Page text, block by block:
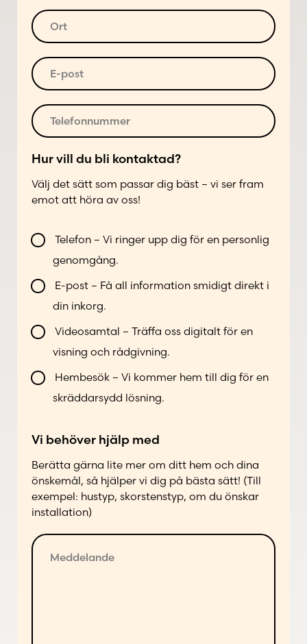
r
e
s
*
t
n
m
m
r
*
O
r
*
E
-
o
s
*
T
e
e
o
n
u
e
Hur vill du bli kontaktad?
Välj det sätt som passar dig bäst – vi ser fram
emot att höra av oss!
T
e
n
m
d
i
n
*
V
i
l
b
i
n
t
d
p
å
f
ö
l
Telefon – Vi ringer upp dig för en personlig
genomgång.
E-post – Få all information smidigt direkt i
din inkorg.
Videosamtal – Träffa oss digitalt för en
visning och rådgivning.
Hembesök – Vi kommer hem till dig för en
skräddarsydd lösning.
Vi behöver hjälp med
Berätta gärna lite mer om ditt hem och dina
önskemål, så hjälper vi dig på bästa sätt! (Till
exempel: hustyp, skorstenstyp, om du önskar
installation)
M